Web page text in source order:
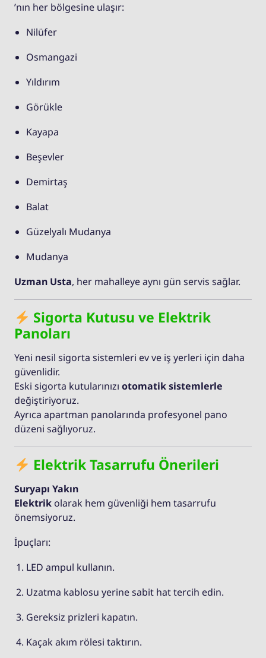
’nın her bölgesine ulaşır:
Nilüfer
Osmangazi
Yıldırım
Görükle
Kayapa
Beşevler
Demirtaş
Balat
Güzelyalı Mudanya
Mudanya
Uzman Usta, her mahalleye aynı gün servis sağlar.
Sigorta Kutusu ve Elektrik
Panoları
Yeni nesil sigorta sistemleri ev ve iş yerleri için daha
güvenlidir.
Eski sigorta kutularınızı otomatik sistemlerle
değiştiriyoruz.
Ayrıca apartman panolarında profesyonel pano
düzeni sağlıyoruz.
Elektrik Tasarrufu Önerileri
Suryapı Yakın
Elektrik olarak hem güvenliği hem tasarrufu
önemsiyoruz.
İpuçları:
LED ampul kullanın.
Uzatma kablosu yerine sabit hat tercih edin.
Gereksiz prizleri kapatın.
Kaçak akım rölesi taktırın.